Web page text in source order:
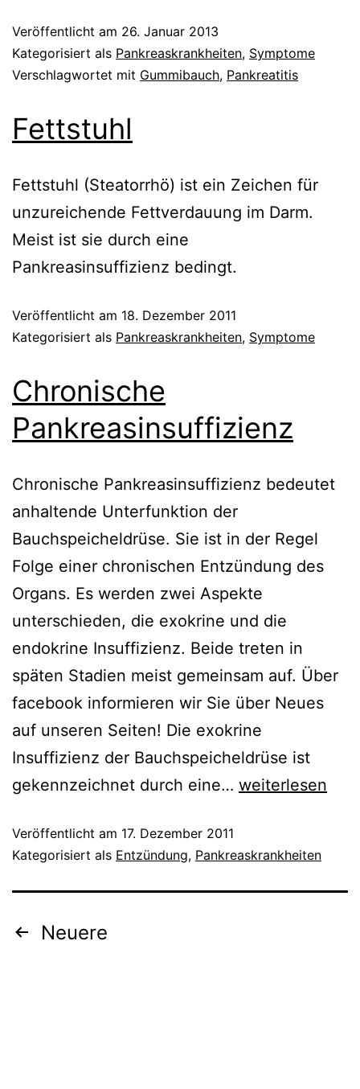
Veröffentlicht am 26. Januar 2013
Kategorisiert als Pankreaskrankheiten, Symptome
Verschlagwortet mit Gummibauch, Pankreatitis
Fettstuhl
Fettstuhl (Steatorrhö) ist ein Zeichen für
unzureichende Fettverdauung im Darm.
Meist ist sie durch eine
Pankreasinsuffizienz bedingt.
Veröffentlicht am 18. Dezember 2011
Kategorisiert als Pankreaskrankheiten, Symptome
Chronische
Pankreasinsuffizienz
Chronische Pankreasinsuffizienz bedeutet
anhaltende Unterfunktion der
Bauchspeicheldrüse. Sie ist in der Regel
Folge einer chronischen Entzündung des
Organs. Es werden zwei Aspekte
unterschieden, die exokrine und die
endokrine Insuffizienz. Beide treten in
späten Stadien meist gemeinsam auf. Über
facebook informieren wir Sie über Neues
auf unseren Seiten! Die exokrine
Insuffizienz der Bauchspeicheldrüse ist
gekennzeichnet durch eine… Chronische
weiterlesen
Veröffentlicht am 17. Dezember 2011
Kategorisiert als Entzündung, Pankreaskrankheiten
Seitennummerierung
Neuere